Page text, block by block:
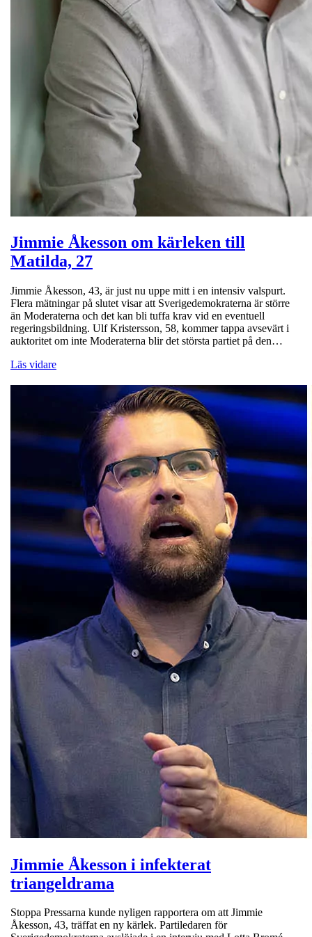
Jimmie Åkesson om kärleken till
Matilda, 27
Jimmie Åkesson, 43, är just nu uppe mitt i en intensiv valspurt.
Flera mätningar på slutet visar att Sverigedemokraterna är större
än Moderaterna och det kan bli tuffa krav vid en eventuell
regeringsbildning. Ulf Kristersson, 58, kommer tappa avsevärt i
auktoritet om inte Moderaterna blir det största partiet på den…
Läs vidare
Jimmie Åkesson i infekterat
triangeldrama
Stoppa Pressarna kunde nyligen rapportera om att Jimmie
Åkesson, 43, träffat en ny kärlek. Partiledaren för